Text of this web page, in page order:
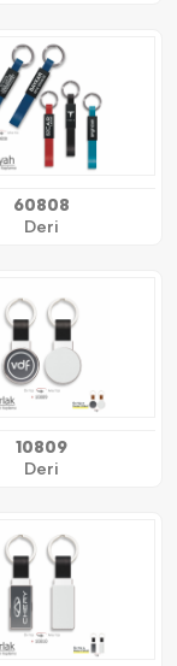
60808
Deri
10809
Deri